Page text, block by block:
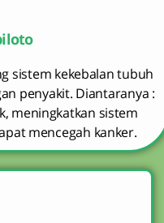
sistem kekebalan tubuh
penyakit. Diantaranya :
meningkatkan sistem
mencegah kanker.